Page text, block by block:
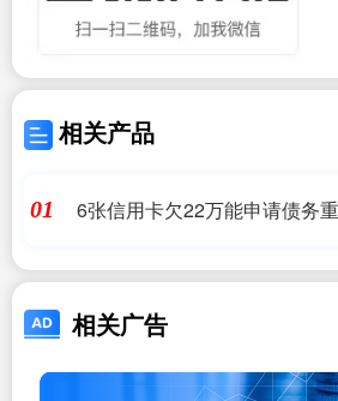
相关产品
01 6张信用卡欠22万能申请债务
相关广告